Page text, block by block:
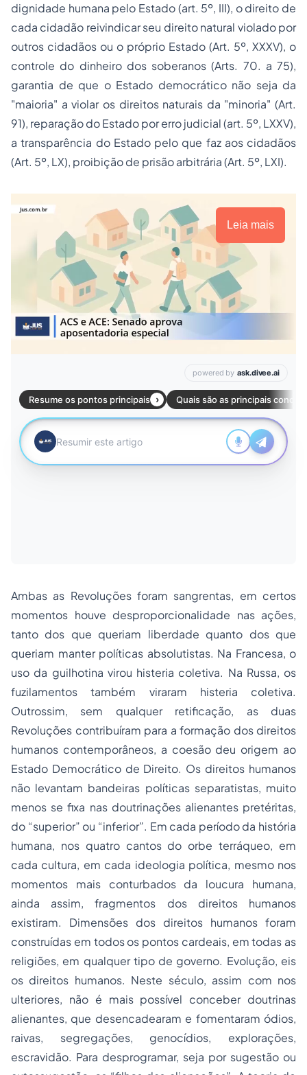
dignidade humana pelo Estado (art. 5º, III), o direito de
cada cidadão reivindicar seu direito natural violado por
outros cidadãos ou o próprio Estado (Art. 5º, XXXV), o
controle do dinheiro dos soberanos (Arts. 70. a 75),
garantia de que o Estado democrático não seja da
"maioria" a violar os direitos naturais da "minoria" (Art.
91), reparação do Estado por erro judicial (art. 5º, LXXV),
a transparência do Estado pelo que faz aos cidadãos
(Art. 5º, LX), proibição de prisão arbitrária (Art. 5º, LXI).
Leia mais
Ambas as Revoluções foram sangrentas, em certos
momentos houve desproporcionalidade nas ações,
tanto dos que queriam liberdade quanto dos que
queriam manter políticas absolutistas. Na Francesa, o
uso da guilhotina virou histeria coletiva. Na Russa, os
fuzilamentos também viraram histeria coletiva.
Outrossim, sem qualquer retificação, as duas
Revoluções contribuíram para a formação dos direitos
humanos contemporâneos, a coesão deu origem ao
Estado Democrático de Direito. Os direitos humanos
não levantam bandeiras políticas separatistas, muito
menos se fixa nas doutrinações alienantes pretéritas,
do “superior” ou “inferior”. Em cada período da história
humana, nos quatro cantos do orbe terráqueo, em
cada cultura, em cada ideologia política, mesmo nos
momentos mais conturbados da loucura humana,
ainda assim, fragmentos dos direitos humanos
existiram. Dimensões dos direitos humanos foram
construídas em todos os pontos cardeais, em todas as
religiões, em qualquer tipo de governo. Evolução, eis
os direitos humanos. Neste século, assim com nos
ulteriores, não é mais possível conceber doutrinas
alienantes, que desencadearam e fomentaram ódios,
raivas, segregações, genocídios, explorações,
escravidão. Para desprogramar, seja por sugestão ou